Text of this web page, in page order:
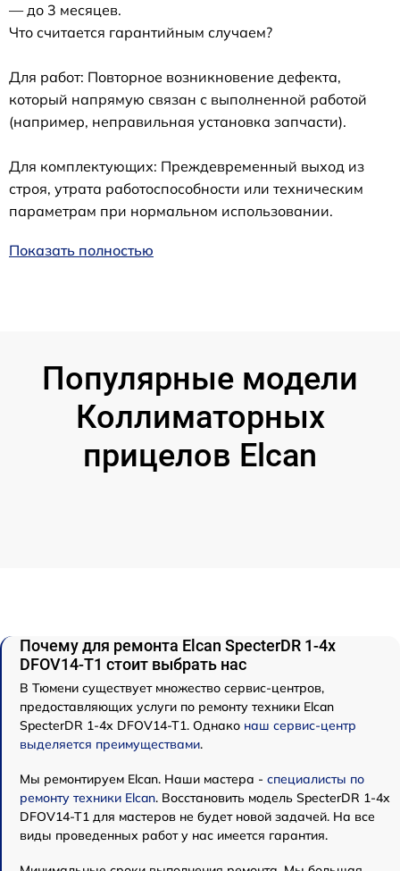
— до 3 месяцев.
Что считается гарантийным случаем?
Для работ: Повторное возникновение дефекта,
который напрямую связан с выполненной работой
(например, неправильная установка запчасти).
Для комплектующих: Преждевременный выход из
строя, утрата работоспособности или техническим
параметрам при нормальном использовании.
Показать полностью
Популярные модели
Коллиматорных
прицелов Elcan
Почему для ремонта Elcan SpecterDR 1-4x
DFOV14-T1 стоит выбрать нас
В Тюмени существует множество сервис-центров,
предоставляющих услуги по ремонту техники Elcan
SpecterDR 1-4x DFOV14-T1. Однако наш сервис-центр
выделяется преимуществами.
Мы ремонтируем Elcan. Наши мастера - специалисты по
ремонту техники Elcan. Восстановить модель SpecterDR 1-4x
DFOV14-T1 для мастеров не будет новой задачей. На все
виды проведенных работ у нас имеется гарантия.